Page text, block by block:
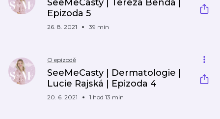
SeeMeCasty | Tereza Benda |
Epizoda 5
26. 8. 2021 39 min
O epizodě
SeeMeCasty | Dermatologie |
Lucie Rajská | Epizoda 4
20. 6. 2021 1 hod 13 min